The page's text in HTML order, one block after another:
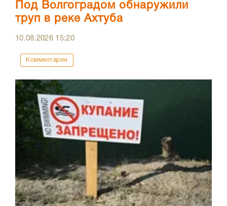
Под Волгоградом обнаружили
труп в реке Ахтуба
10.08.2026 15:20
Комментарии